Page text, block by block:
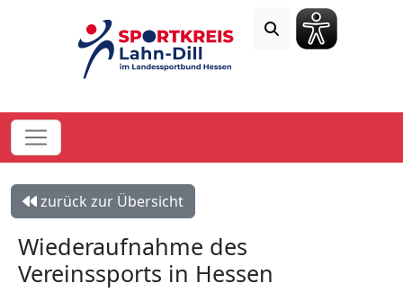
zurück zur Übersicht
Wiederaufnahme des
Vereinssports in Hessen